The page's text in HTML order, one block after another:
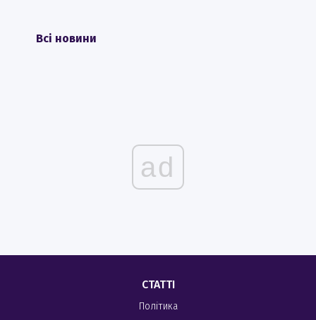
Всі новини
ad
СТАТТІ
Політика